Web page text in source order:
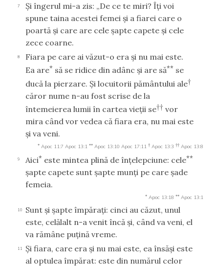
7
Şi îngerul mi-a zis: „De ce te miri? Îţi voi
spune taina acestei femei şi a fiarei care o
poartă şi care are cele şapte capete şi cele
zece coarne.
8
Fiara pe care ai văzut-o era şi nu mai este.
Ea are* să se ridice din adânc şi are să** se
ducă la pierzare. Şi locuitorii pământului ale†
căror nume n-au fost scrise de la
întemeierea lumii în cartea vieţii se†† vor
mira când vor vedea că fiara era, nu mai este
şi va veni.
* Apoc 11:7 Apoc 13:1 ** Apoc 13:10 Apoc 17:11 † Apoc 13:3 †† Apoc 13:8
9 Aici* este mintea plină de înţelepciune: cele**
şapte capete sunt şapte munţi pe care şade
femeia.
* Apoc 13:18 ** Apoc 13:1
10
Sunt şi şapte împăraţi: cinci au căzut, unul
este, celălalt n-a venit încă şi, când va veni, el
va rămâne puţină vreme.
11
Şi fiara, care era şi nu mai este, ea însăşi este
al optulea împărat: este din numărul celor